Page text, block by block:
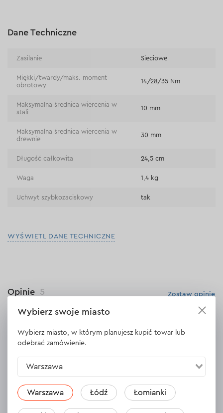
Płatność na rachunek bieżący (przelew tradycyjny)
Dane Techniczne
Zasilanie Sieciowe
Miękki/twardy/maks. moment
obrotowy
14/28/35 Nm
Maksymalna średnica wiercenia w
stali
10 mm
Maksymalna średnica wiercenia w
drewnie
30 mm
Długość całkowita 24,5 cm
Waga 1,4 kg
Uchwyt szybkozaciskowy tak
WYŚWIETL DANE TECHNICZNE
Zostaw opinię
Opinie 5
Krystian
mocna dobra polecam
Odpowiedź
Andrzej
Wybierz swoje miasto
Wybierz miasto, w którym planujesz kupić towar lub
odebrać zamówienie.
Warszawa
Warszawa Łódź Łomianki